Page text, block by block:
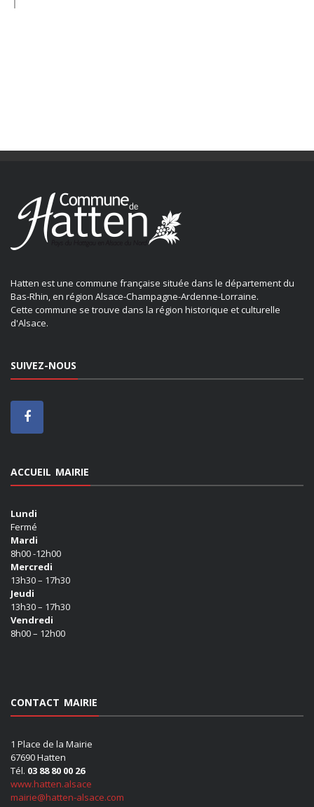
Hatten est une commune française située dans le département du
Bas-Rhin, en région Alsace-Champagne-Ardenne-Lorraine.
Cette commune se trouve dans la région historique et culturelle
d'Alsace.
SUIVEZ-NOUS
ACCUEIL MAIRIE
Lundi
Fermé
Mardi
8h00 -12h00
Mercredi
13h30 – 17h30
Jeudi
13h30 – 17h30
Vendredi
8h00 – 12h00
CONTACT MAIRIE
1 Place de la Mairie
67690 Hatten
Tél. 03 88 80 00 26
www.hatten.alsace
mairie@hatten-alsace.com